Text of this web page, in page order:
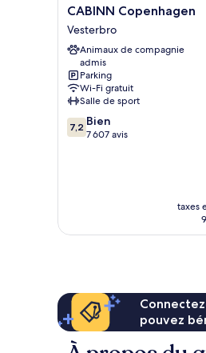
CABINN
Copenhagen
Vesterbro
CABINN Copenhagen
Vesterbro
Animaux de compagnie
admis
Parking
Wi-Fi gratuit
Salle de sport
7.2
sur
7,2 Bien
7 607 avis
taxes
pouvez